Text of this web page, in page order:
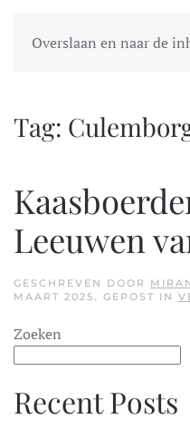
Overslaan en naar de
Tag:
Leeuwen
GESCHREVEN DOOR
MAART 2025. GEPOST IN
Zoeken
Recent Posts